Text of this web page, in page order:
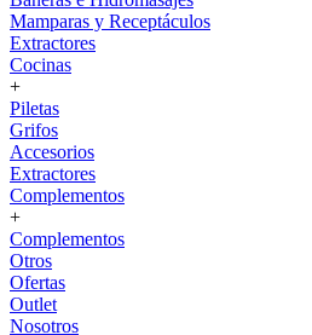
Mamparas y Receptáculos
Extractores
Cocinas
+
Piletas
Grifos
Accesorios
Extractores
Complementos
+
Complementos
Otros
Ofertas
Outlet
Nosotros